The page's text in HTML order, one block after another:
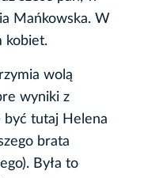
Mańkowska. W
kobiet.
wolą
wyniki z
być tutaj Helena
brata
Była to